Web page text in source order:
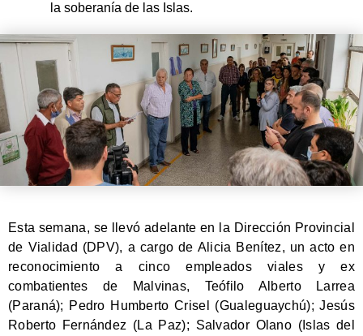
la soberanía de las Islas.
Esta semana, se llevó adelante en la Dirección Provincial
de Vialidad (DPV), a cargo de Alicia Benítez, un acto en
reconocimiento a cinco empleados viales y ex
combatientes de Malvinas, Teófilo Alberto Larrea
(Paraná); Pedro Humberto Crisel (Gualeguaychú); Jesús
Roberto Fernández (La Paz); Salvador Olano (Islas del